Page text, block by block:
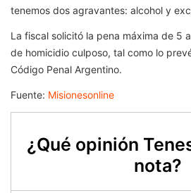
tenemos dos agravantes: alcohol y
La fiscal solicitó la pena máxima de 5
de homicidio culposo, tal como lo
Código Penal Argentino.
Fuente: Misionesonline
¿Qué opinión
nota?